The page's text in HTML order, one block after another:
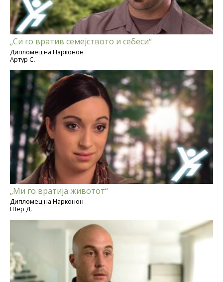
„Си го вратив семејството и себеси“
Дипломец на Нарконон
Артур С.
„Ми го вратија животот“
Дипломец на Нарконон
Шер Д.